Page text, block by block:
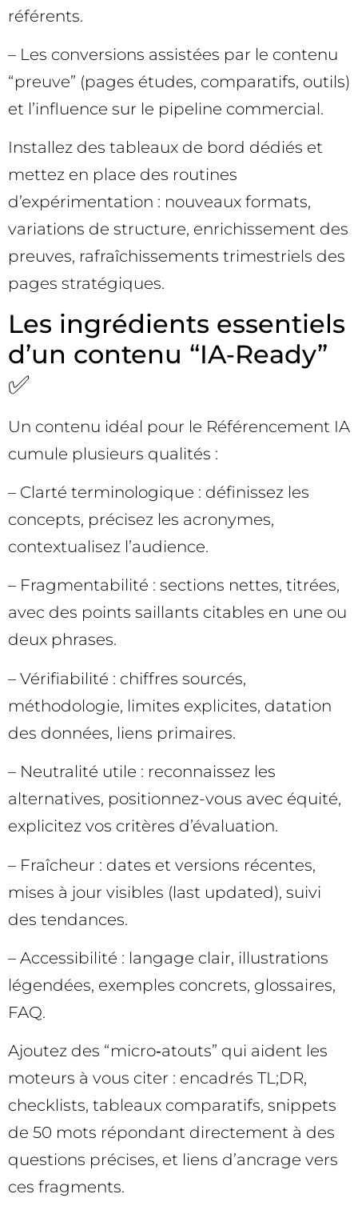
référents.
– Les conversions assistées par le contenu
“preuve” (pages études, comparatifs, outils)
et l’influence sur le pipeline commercial.
Installez des tableaux de bord dédiés et
mettez en place des routines
d’expérimentation : nouveaux formats,
variations de structure, enrichissement des
preuves, rafraîchissements trimestriels des
pages stratégiques.
Les ingrédients essentiels
d’un contenu “IA‑Ready”
✅
Un contenu idéal pour le Référencement IA
cumule plusieurs qualités :
– Clarté terminologique : définissez les
concepts, précisez les acronymes,
contextualisez l’audience.
– Fragmentabilité : sections nettes, titrées,
avec des points saillants citables en une ou
deux phrases.
– Vérifiabilité : chiffres sourcés,
méthodologie, limites explicites, datation
des données, liens primaires.
– Neutralité utile : reconnaissez les
alternatives, positionnez-vous avec équité,
explicitez vos critères d’évaluation.
– Fraîcheur : dates et versions récentes,
mises à jour visibles (last updated), suivi
des tendances.
– Accessibilité : langage clair, illustrations
légendées, exemples concrets, glossaires,
FAQ.
Ajoutez des “micro‑atouts” qui aident les
moteurs à vous citer : encadrés TL;DR,
checklists, tableaux comparatifs, snippets
de 50 mots répondant directement à des
questions précises, et liens d’ancrage vers
ces fragments.